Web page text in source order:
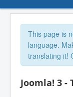
This page is
language.
translating it!
Joomla! 3 -